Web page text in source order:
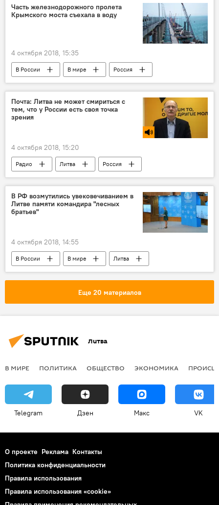
Мексика
Стамбул
Лондон
Таиланд
Испания
Часть железнодорожного пролета
Крымского моста съехала в воду
4 октября 2018, 15:35
В России В мире Россия
Почта: Литва не может смириться с
тем, что у России есть своя точка
зрения
4 октября 2018, 15:20
Радио Литва Россия
В РФ возмутились увековечиванием в
Литве памяти командира "лесных
братьев"
4 октября 2018, 14:55
В России В мире
Литва
Россия
Мария Захарова
МИД России
"Лесные братья"
Еще 20 материалов
Литва
В МИРЕ ПОЛИТИКА ОБЩЕСТВО ЭКОНОМИКА
Telegram Дзен Макс VK
О проекте Реклама Контакты
Политика конфиденциальности
Правила использования
Правила использования «cookie»